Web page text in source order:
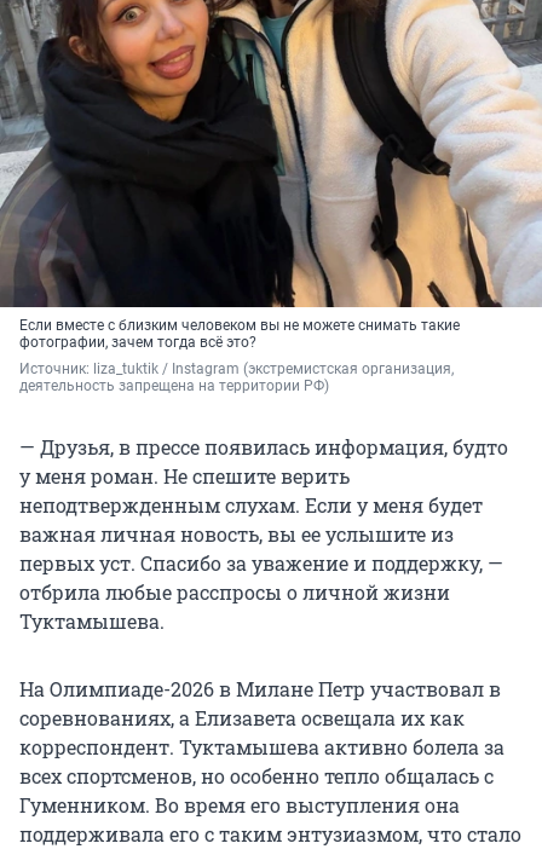
Если вместе с близким человеком вы не можете снимать такие
фотографии, зачем тогда всё это?
Источник: liza_tuktik / Instagram (экстремистская организация,
деятельность запрещена на территории РФ)
— Друзья, в прессе появилась информация, будто
у меня роман. Не спешите верить
неподтвержденным слухам. Если у меня будет
важная личная новость, вы ее услышите из
первых уст. Спасибо за уважение и поддержку, —
отбрила любые расспросы о личной жизни
Туктамышева.
На Олимпиаде-2026 в Милане Петр участвовал в
соревнованиях, а Елизавета освещала их как
корреспондент. Туктамышева активно болела за
всех спортсменов, но особенно тепло общалась с
Гуменником. Во время его выступления она
поддерживала его с таким энтузиазмом, что стало